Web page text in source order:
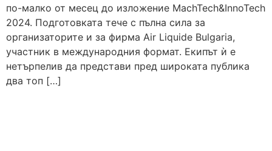
по-малко от месец до изложение MachTech&InnoTech
2024. Подготовката тече с пълна сила за
организаторите и за фирма Air Liquide Bulgaria,
участник в международния формат. Екипът ѝ е
нетърпелив да представи пред широката публика
два топ […]